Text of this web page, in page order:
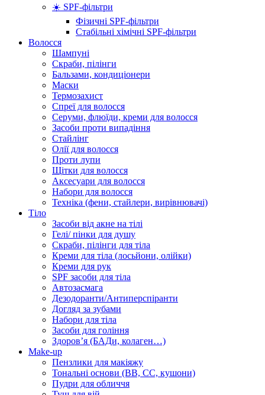
☀️ SPF-фільтри
Фізичні SPF-фільтри
Стабільні хімічні SPF-фільтри
Волосся
Шампуні
Скраби, пілінги
Бальзами, кондиціонери
Маски
Термозахист
Спреї для волосся
Серуми, флюїди, креми для волосся
Засоби проти випадіння
Стайлінг
Олії для волосся
Проти лупи
Щітки для волосся
Аксесуари для волосся
Набори для волосся
Техніка (фени, стайлери, вирівнювачі)
Тіло
Засоби від акне на тілі
Гелі/ пінки для душу
Скраби, пілінги для тіла
Креми для тіла (лосьйони, олійки)
Креми для рук
SPF засоби для тіла
Автозасмага
Дезодоранти/Антиперспіранти
Догляд за зубами
Набори для тіла
Засоби для гоління
Здоровʼя (БАДи, колаген…)
Make-up
Пензлики для макіяжу
Тональні основи (BB, CC, кушони)
Пудри для обличчя